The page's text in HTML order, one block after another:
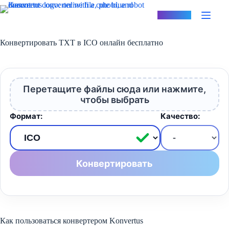
Перейти
к
Конвертировать TXT в ICO онлайн бесплатно
Перетащите файлы сюда или нажмите,
чтобы выбрать
Формат: Качество:
Конвертировать
Как пользоваться конвертером Konvertus